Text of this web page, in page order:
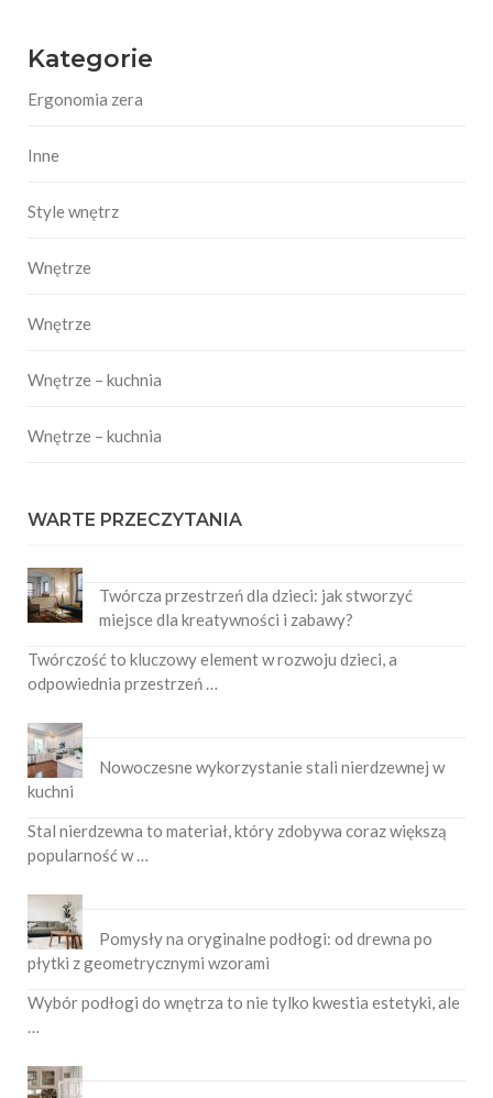
Kategorie
Ergonomia zera
Inne
Style wnętrz
Wnętrze
Wnętrze
Wnętrze – kuchnia
Wnętrze – kuchnia
WARTE PRZECZYTANIA
Twórcza przestrzeń dla dzieci: jak stworzyć
miejsce dla kreatywności i zabawy?
Twórczość to kluczowy element w rozwoju dzieci, a
odpowiednia przestrzeń …
Nowoczesne wykorzystanie stali nierdzewnej w
kuchni
Stal nierdzewna to materiał, który zdobywa coraz większą
popularność w …
Pomysły na oryginalne podłogi: od drewna po
płytki z geometrycznymi wzorami
Wybór podłogi do wnętrza to nie tylko kwestia estetyki, ale
…